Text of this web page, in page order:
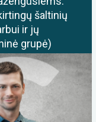
šaltinių
ir jų
grupė)